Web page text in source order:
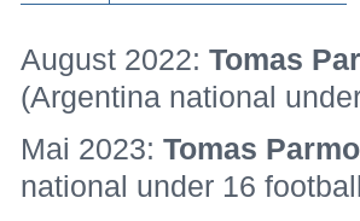
August 2022:Tomas
(Argentina national
Mai 2023:Tomas Parmo
national under 16